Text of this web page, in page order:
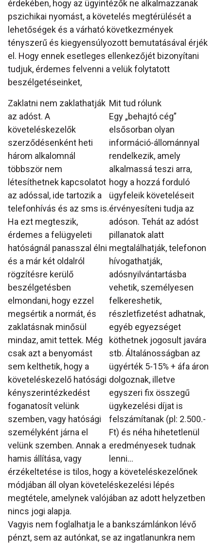
érdekében, hogy az ügyintézők ne alkalmazzanak
pszichikai nyomást, a követelés megtérülését a
lehetőségek és a várható következmények
tényszerű és kiegyensúlyozott bemutatásával érjék
el. Hogy ennek esetleges ellenkezőjét bizonyítani
tudjuk, érdemes felvenni a velük folytatott
beszélgetéseinket,
Mit tud rólunk
Egy „behajtó cég”
elsősorban olyan
információ-állománnyal
rendelkezik, amely
alkalmassá teszi arra,
hogy a hozzá forduló
ügyfeleik követeléseit
érvényesíteni tudja az
adóson. Tehát az adóst
pillanatok alatt
megtalálhatják, telefonon
hívogathatják,
adósnyilvántartásba
vehetik, személyesen
felkereshetik,
részletfizetést adhatnak,
egyéb egyezséget
köthetnek jogosult javára
stb. Általánosságban az
ügyérték 5-15% + áfa áron
dolgoznak, illetve
egyszeri fix összegű
ügykezelési díjat is
felszámítanak (pl: 2.500.-
Ft) és néha hihetetlenül
eredményesek tudnak
lenni...
Zaklatni nem zaklathatják
az adóst. A
követeléskezelők
szerződésenként heti
három alkalomnál
többször nem
létesíthetnek kapcsolatot
az adóssal, ide tartozik a
telefonhívás és az sms is.
Ha ezt megteszik,
érdemes a felügyeleti
hatóságnál panasszal élni
és a már két oldalról
rögzítésre kerülő
beszélgetésben
elmondani, hogy ezzel
megsértik a normát, és
zaklatásnak minősül
mindaz, amit tettek. Még
csak azt a benyomást
sem kelthetik, hogy a
követeléskezelő hatósági
kényszerintézkedést
foganatosít velünk
szemben, vagy hatósági
személyként járna el
velünk szemben. Annak a
hamis állítása, vagy
érzékeltetése is tilos, hogy a követeléskezelőnek
módjában áll olyan követeléskezelési lépés
megtétele, amelynek valójában az adott helyzetben
nincs jogi alapja.
Vagyis nem foglalhatja le a bankszámlánkon lévő
pénzt, sem az autónkat, se az ingatlanunkra nem